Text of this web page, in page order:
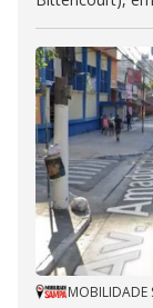
MOBILIDADE